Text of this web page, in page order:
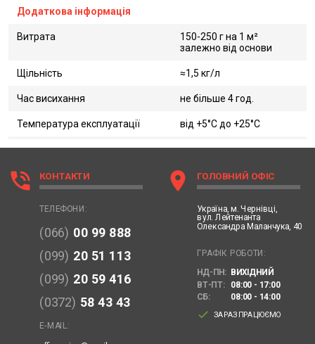
Додаткова інформація
Витрата
150-250 г на 1 м²
залежно від основи
Щільність ≈1,5 кг/л
Час висихання не більше 4 год.
Температура експлуатації від +5°С до +25°С
phone_in_talk КОНТАКТИ
ТЕЛЕФОНИ:
(066) 00 99 888
(099) 20 51 113
(099) 20 59 416
(0372) 58 43 43
E-MAIL:
location_on ГОЛОВНИЙ ОФІС
Україна, м. Чернівці,
вул. Лейтенанта
Олександра Маланчука, 40
ГРАФІК РОБОТИ:
НД-ПН: ВИХІДНИЙ
ВТ-ПТ:
08:00 - 17:00
СБ:
08:00 - 14:00
done ЗАРАЗ ПРАЦЮЄМО